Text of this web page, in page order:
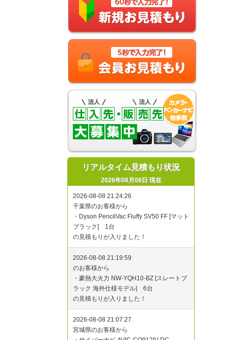
リアルタイム見積もり状況
2026年08月08日 現在